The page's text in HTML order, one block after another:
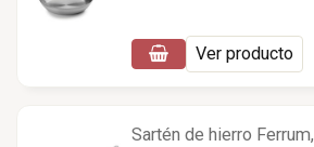
Ver producto
Sartén de hierro